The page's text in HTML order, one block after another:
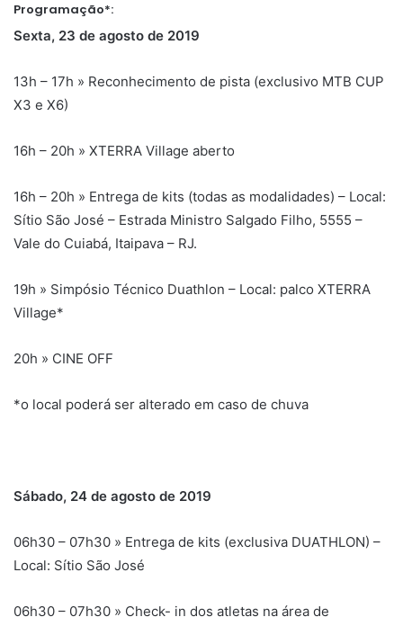
Programação*:
Sexta, 23 de agosto de 2019
13h – 17h » Reconhecimento de pista (exclusivo MTB CUP
X3 e X6)
16h – 20h » XTERRA Village aberto
16h – 20h » Entrega de kits (todas as modalidades) – Local:
Sítio São José – Estrada Ministro Salgado Filho, 5555 –
Vale do Cuiabá, Itaipava – RJ.
19h » Simpósio Técnico Duathlon – Local: palco XTERRA
Village*
20h » CINE OFF
*o local poderá ser alterado em caso de chuva
Sábado, 24 de agosto de 2019
06h30 – 07h30 » Entrega de kits (exclusiva DUATHLON) –
Local: Sítio São José
06h30 – 07h30 » Check- in dos atletas na área de